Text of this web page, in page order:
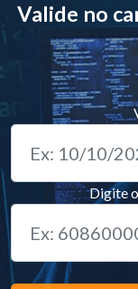
Valide no
Digite